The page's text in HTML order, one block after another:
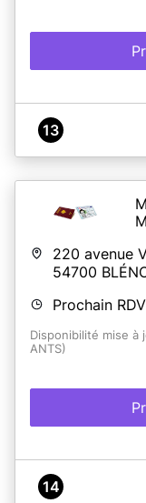
13
220 avenue
54700
Prochain
Disponibilité mise à
ANTS)
14